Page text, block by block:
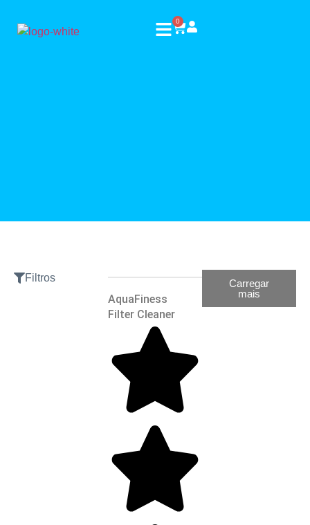
0
Filtros
AquaFiness
Filter Cleaner
Carregar
mais